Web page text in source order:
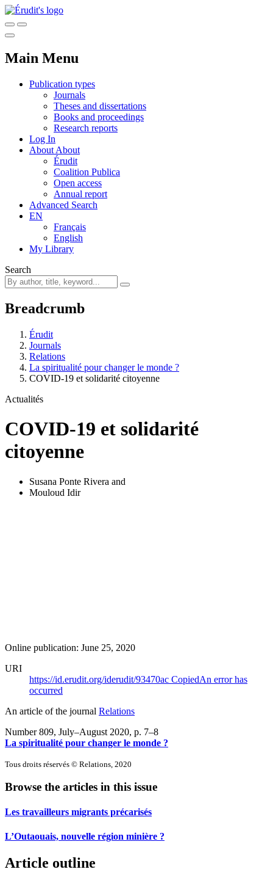
Main Menu
Publication types
Journals
Theses and dissertations
Books and proceedings
Research reports
Log In
About About
Érudit
Coalition Publica
Open access
Annual report
Advanced Search
EN
Français
English
My Library
Search
Breadcrumb
Érudit
Journals
Relations
La spiritualité pour changer le monde ?
COVID-19 et solidarité citoyenne
Actualités
COVID-19 et solidarité
citoyenne
Susana Ponte Rivera and
Mouloud Idir
Online publication: June 25, 2020
URI
https://id.erudit.org/iderudit/93470ac CopiedAn error has
occurred
An article of the journal Relations
Number 809, July–August 2020, p. 7–8
La spiritualité pour changer le monde ?
Tous droits réservés © Relations, 2020
Browse the articles in this issue
Les travailleurs migrants précarisés
L’Outaouais, nouvelle région minière ?
Article outline